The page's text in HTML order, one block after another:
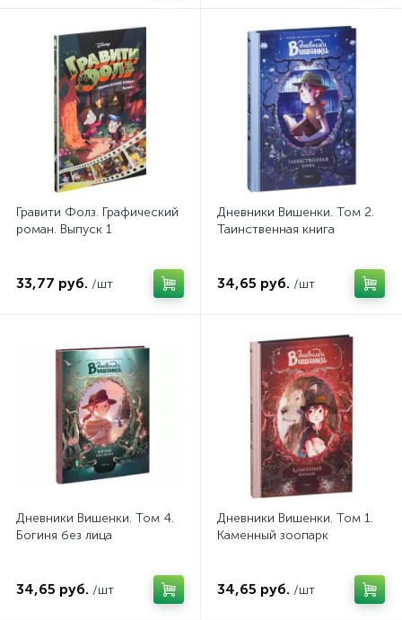
Гравити Фолз. Графический
роман. Выпуск 1
33,77 руб. /шт
Дневники Вишенки. Том 2.
Таинственная книга
34,65 руб. /шт
Дневники Вишенки. Том 4.
Богиня без лица
34,65 руб. /шт
Дневники Вишенки. Том 1.
Каменный зоопарк
34,65 руб. /шт